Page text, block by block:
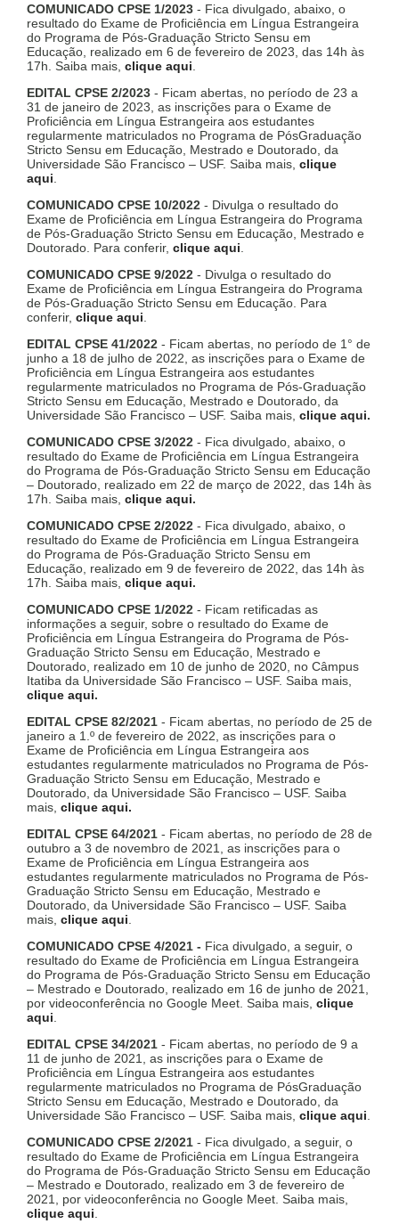
COMUNICADO CPSE 1/2023 - Fica divulgado, abaixo, o
resultado do Exame de Proficiência em Língua Estrangeira
do Programa de Pós-Graduação Stricto Sensu em
Educação, realizado em 6 de fevereiro de 2023, das 14h às
17h. Saiba mais, clique aqui.
EDITAL CPSE 2/2023 - Ficam abertas, no período de 23 a
31 de janeiro de 2023, as inscrições para o Exame de
Proficiência em Língua Estrangeira aos estudantes
regularmente matriculados no Programa de PósGraduação
Stricto Sensu em Educação, Mestrado e Doutorado, da
Universidade São Francisco – USF. Saiba mais, clique
aqui.
COMUNICADO CPSE 10/2022 - Divulga o resultado do
Exame de Proficiência em Língua Estrangeira do Programa
de Pós-Graduação Stricto Sensu em Educação, Mestrado e
Doutorado. Para conferir, clique aqui.
COMUNICADO CPSE 9/2022 - Divulga o resultado do
Exame de Proficiência em Língua Estrangeira do Programa
de Pós-Graduação Stricto Sensu em Educação. Para
conferir, clique aqui.
EDITAL CPSE 41/2022 - Ficam abertas, no período de 1° de
junho a 18 de julho de 2022, as inscrições para o Exame de
Proficiência em Língua Estrangeira aos estudantes
regularmente matriculados no Programa de Pós-Graduação
Stricto Sensu em Educação, Mestrado e Doutorado, da
Universidade São Francisco – USF. Saiba mais, clique aqui.
COMUNICADO CPSE 3/2022 - Fica divulgado, abaixo, o
resultado do Exame de Proficiência em Língua Estrangeira
do Programa de Pós-Graduação Stricto Sensu em Educação
– Doutorado, realizado em 22 de março de 2022, das 14h às
17h. Saiba mais, clique aqui.
COMUNICADO CPSE 2/2022 - Fica divulgado, abaixo, o
resultado do Exame de Proficiência em Língua Estrangeira
do Programa de Pós-Graduação Stricto Sensu em
Educação, realizado em 9 de fevereiro de 2022, das 14h às
17h. Saiba mais, clique aqui.
COMUNICADO CPSE 1/2022 - Ficam retificadas as
informações a seguir, sobre o resultado do Exame de
Proficiência em Língua Estrangeira do Programa de Pós-
Graduação Stricto Sensu em Educação, Mestrado e
Doutorado, realizado em 10 de junho de 2020, no Câmpus
Itatiba da Universidade São Francisco – USF. Saiba mais,
clique aqui.
EDITAL CPSE 82/2021 - Ficam abertas, no período de 25 de
janeiro a 1.º de fevereiro de 2022, as inscrições para o
Exame de Proficiência em Língua Estrangeira aos
estudantes regularmente matriculados no Programa de Pós-
Graduação Stricto Sensu em Educação, Mestrado e
Doutorado, da Universidade São Francisco – USF. Saiba
mais, clique aqui.
EDITAL CPSE 64/2021 - Ficam abertas, no período de 28 de
outubro a 3 de novembro de 2021, as inscrições para o
Exame de Proficiência em Língua Estrangeira aos
estudantes regularmente matriculados no Programa de Pós-
Graduação Stricto Sensu em Educação, Mestrado e
Doutorado, da Universidade São Francisco – USF. Saiba
mais, clique aqui.
COMUNICADO CPSE 4/2021 - Fica divulgado, a seguir, o
resultado do Exame de Proficiência em Língua Estrangeira
do Programa de Pós-Graduação Stricto Sensu em Educação
– Mestrado e Doutorado, realizado em 16 de junho de 2021,
por videoconferência no Google Meet. Saiba mais, clique
aqui.
EDITAL CPSE 34/2021 - Ficam abertas, no período de 9 a
11 de junho de 2021, as inscrições para o Exame de
Proficiência em Língua Estrangeira aos estudantes
regularmente matriculados no Programa de PósGraduação
Stricto Sensu em Educação, Mestrado e Doutorado, da
Universidade São Francisco – USF. Saiba mais, clique aqui.
COMUNICADO CPSE 2/2021 - Fica divulgado, a seguir, o
resultado do Exame de Proficiência em Língua Estrangeira
do Programa de Pós-Graduação Stricto Sensu em Educação
– Mestrado e Doutorado, realizado em 3 de fevereiro de
2021, por videoconferência no Google Meet. Saiba mais,
clique aqui.